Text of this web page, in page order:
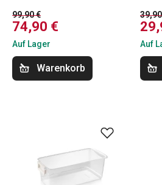
99,90 €
74,90 €
Auf Lager
Warenkorb
Auf